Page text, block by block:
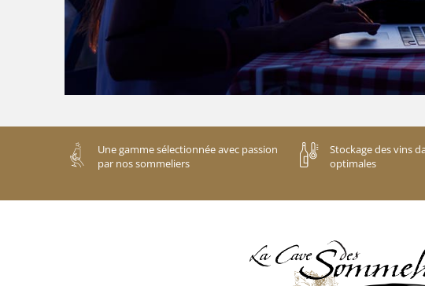
Une gamme sélectionnée avec passion
par nos sommeliers
Stockage des vins
optimales